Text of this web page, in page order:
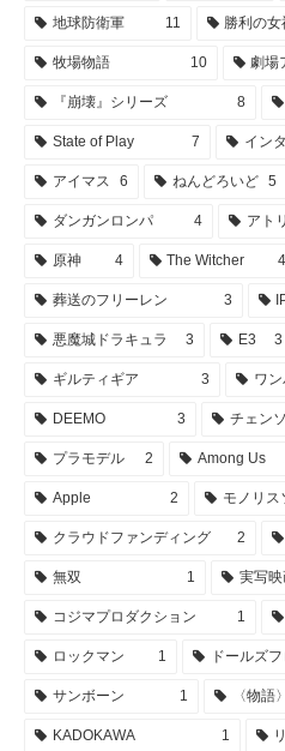
地球防衛軍 11 勝利の
牧場物語 10 劇場
『崩壊』シリーズ 8
State of Play 7 イン
アイマス 6 ねんどろいど 5
ダンガンロンパ 4 アト
原神 4 The Witcher 4
葬送のフリーレン 3
悪魔城ドラキュラ 3 E3 3
ギルティギア 3 ワ
DEEMO 3 チェン
プラモデル 2 Among Us
Apple 2 モノリス
クラウドファンディング 2
無双 1 実写映
コジマプロダクション 1
ロックマン 1 ドールズ
サンボーン 1 〈物語
KADOKAWA 1